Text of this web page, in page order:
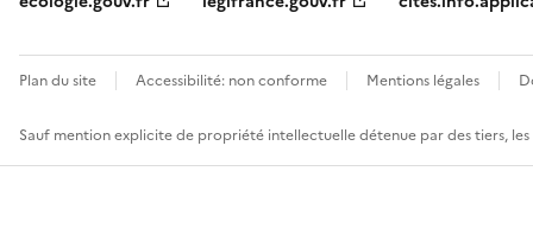
Plan du site Accessibilité: non conforme Mentions légales
Sauf mention explicite de propriété intellectuelle détenue par des tiers,